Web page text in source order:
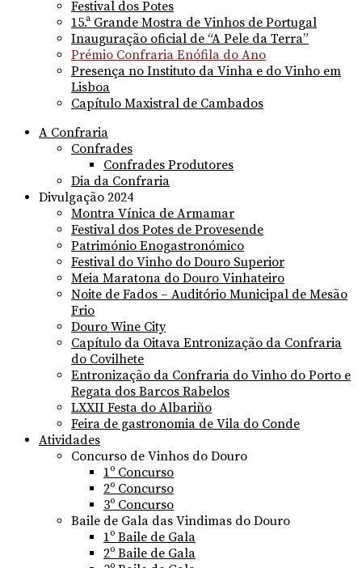
Festival dos Potes
15.ª Grande Mostra de Vinhos de Portugal
Inauguração oficial de “A Pele da Terra”
Prémio Confraria Enófila do Ano
Presença no Instituto da Vinha e do Vinho em
Lisboa
Capítulo Maxistral de Cambados
A Confraria
Confrades
Confrades Produtores
Dia da Confraria
Divulgação 2024
Montra Vínica de Armamar
Festival dos Potes de Provesende
Património Enogastronómico
Festival do Vinho do Douro Superior
Meia Maratona do Douro Vinhateiro
Noite de Fados – Auditório Municipal de Mesão
Frio
Douro Wine City
Capítulo da Oitava Entronização da Confraria
do Covilhete
Entronização da Confraria do Vinho do Porto e
Regata dos Barcos Rabelos
LXXII Festa do Albariño
Feira de gastronomia de Vila do Conde
Atividades
Concurso de Vinhos do Douro
1º Concurso
2º Concurso
3º Concurso
Baile de Gala das Vindimas do Douro
1º Baile de Gala
2º Baile de Gala